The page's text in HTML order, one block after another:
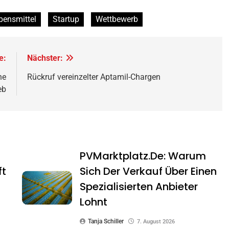
Startup Wettbewerb
Nächster:
Rückruf vereinzelter Aptamil-Chargen
PVMarktplatz.de: Warum
Sich Der Verkauf Über Einen
Spezialisierten Anbieter
Lohnt
Tanja Schiller 7. August 2026